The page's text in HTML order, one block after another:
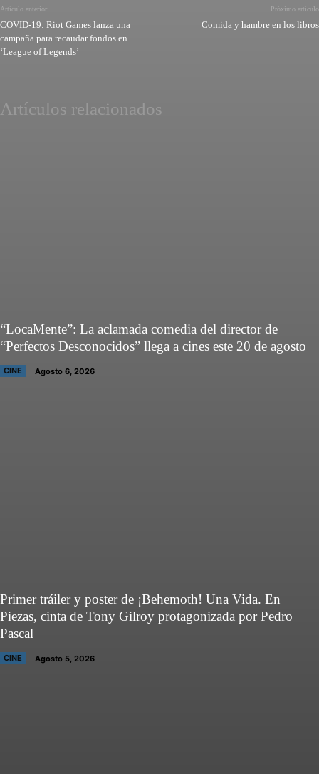
Artículo anterior
COVID-19: Riot Games lanza una
campaña para recaudar fondos en
‘League of Legends’
Próximo artículo
Comida y hambre en los libros
Artículos relacionados
“LocaMente”: La aclamada comedia del director de
“Perfectos Desconocidos” llega a cines este 20 de agosto
CINE Agosto 6, 2026
Primer tráiler y poster de ¡Behemoth! Una Vida. En
Piezas, cinta de Tony Gilroy protagonizada por Pedro
Pascal
CINE Agosto 5, 2026